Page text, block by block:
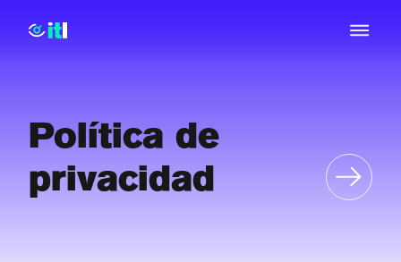
Política de
privacidad